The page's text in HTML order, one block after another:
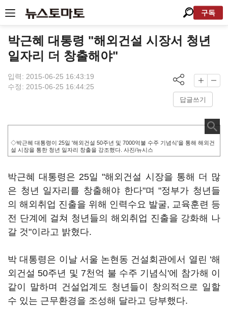
구독
박근혜 대통령 "해외건설 시장서 청년
일자리 더 창출해야"
입력: 2015-06-25 16:43:19
수정: 2015-06-25 16:44:25
답글쓰기
◇박근혜 대통령이 25일 '해외건설 50주년 및 7000억불 수주 기념식'을 통해 해외건
설 시장을 통한 청년 일자리 창출을 강조했다. 사진/뉴시스
박근혜 대통령은 25일 "해외건설 시장을 통해 더 많
은 청년 일자리를 창출해야 한다"며 "정부가 청년들
의 해외취업 진출을 위해 인력수요 발굴, 교육훈련 등
전 단계에 걸쳐 청년들의 해외취업 진출을 강화해 나
갈 것"이라고 밝혔다.
박 대통령은 이날 서울 논현동 건설회관에서 열린 '해
외건설 50주년 및 7천억 불 수주 기념식'에 참가해 이
같이 말하며 건설업계도 청년들이 창의적으로 일할
수 있는 근무환경을 조성해 달라고 당부했다.